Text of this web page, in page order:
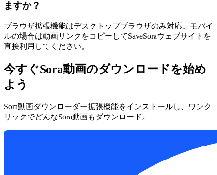
ますか？
ブラウザ拡張機能はデスクトップブラウザのみ対応。モバイ
ルの場合は動画リンクをコピーしてSaveSoraウェブサイトを
直接利用してください。
今すぐSora動画のダウンロードを始め
よう
Sora動画ダウンローダー拡張機能をインストールし、ワンク
リックでどんなSora動画もダウンロード。